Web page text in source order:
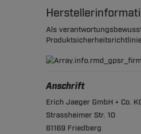
Als
Anschrift
Erich Jaeger GmbH + Co.
Strassheimer Str. 10
61169 Friedberg